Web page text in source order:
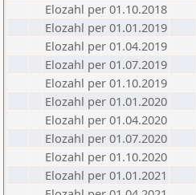
Elozahl per 01.10.2018
Elozahl per 01.01.2019
Elozahl per 01.04.2019
Elozahl per 01.07.2019
Elozahl per 01.10.2019
Elozahl per 01.01.2020
Elozahl per 01.04.2020
Elozahl per 01.07.2020
Elozahl per 01.10.2020
Elozahl per 01.01.2021